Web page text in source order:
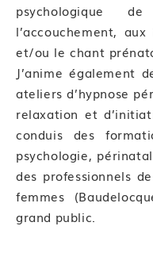
psychologique
l’accouchement,
et/ou le chant
J’anime également
ateliers d’hypnose
relaxation et
conduis des
psychologie,
des professionnels
femmes
grand public.